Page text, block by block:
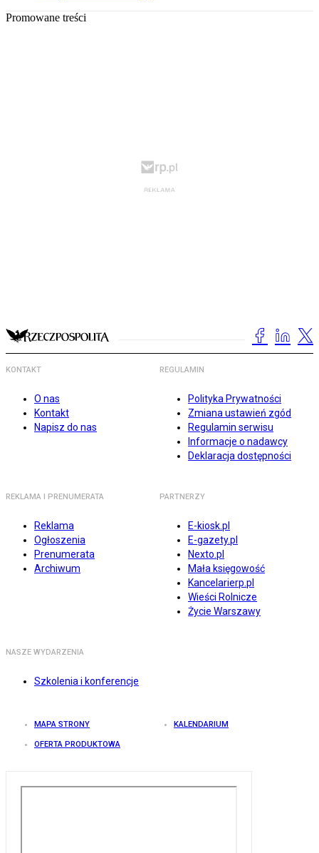
Promowane treści
KONTAKT
O nas
Kontakt
Napisz do nas
REGULAMIN
Polityka Prywatności
Zmiana ustawień zgód
Regulamin serwisu
Informacje o nadawcy
Deklaracja dostępności
REKLAMA I PRENUMERATA
Reklama
Ogłoszenia
Prenumerata
Archiwum
PARTNERZY
E-kiosk.pl
E-gazety.pl
Nexto.pl
Mała księgowość
Kancelarierp.pl
Wieści Rolnicze
Życie Warszawy
NASZE WYDARZENIA
Szkolenia i konferencje
MAPA STRONY KALENDARIUM
OFERTA PRODUKTOWA